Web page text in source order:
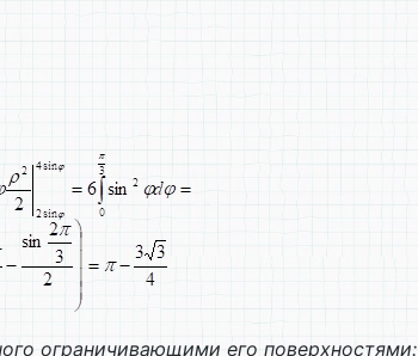
ограничивающими его поверхностями: